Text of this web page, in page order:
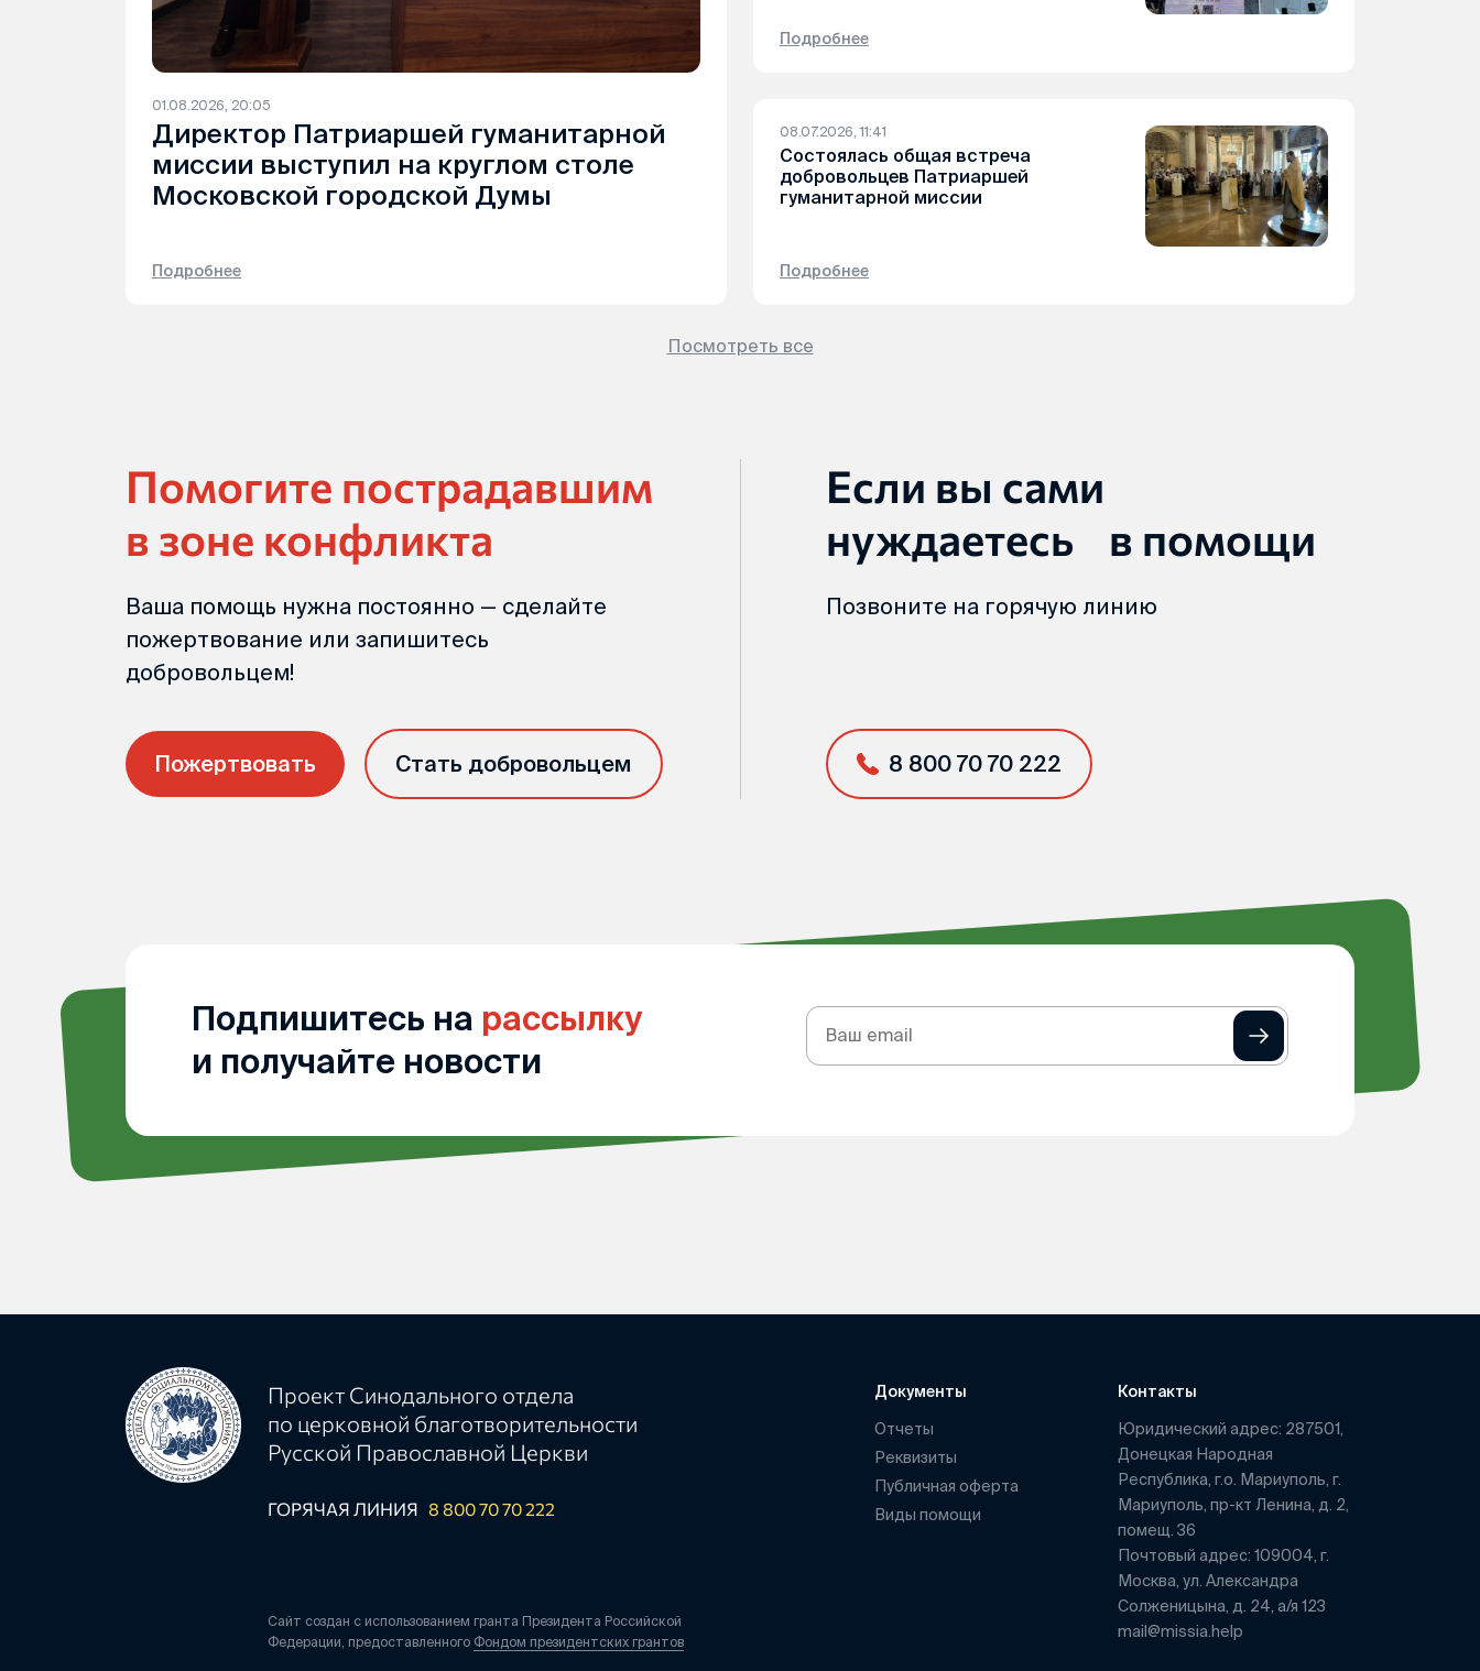
01.08.2026, 20:05
Директор Патриаршей гуманитарной
миссии выступил на круглом столе
Московской городской Думы
Подробнее
Подробнее
08.07.2026, 11:41
Состоялась общая встреча
добровольцев Патриаршей
гуманитарной миссии
Подробнее
Посмотреть все
Помогите пострадавшим
в зоне конфликта
Ваша помощь нужна постоянно — сделайте
пожертвование или запишитесь
добровольцем!
Пожертвовать Стать добровольцем
Если вы сами
нуждаетесь в помощи
Позвоните на горячую линию
8 800 70 70 222
Подпишитесь на рассылку
и получайте новости
Подписка
Проект Синодального отдела
по церковной благотворительности
Русской Православной Церкви
ГОРЯЧАЯ ЛИНИЯ 8 800 70 70 222
Сайт создан с использованием гранта Президента Российской
Федерации, предоставленного Фондом президентских грантов
Документы
Отчеты
Реквизиты
Публичная оферта
Виды помощи
Контакты
Юридический адрес: 287501,
Донецкая Народная
Республика, г.о. Мариуполь, г.
Мариуполь, пр-кт Ленина, д. 2,
помещ. 36
Почтовый адрес: 109004, г.
Москва, ул. Александра
Солженицына, д. 24, а/я 123
mail@missia.help